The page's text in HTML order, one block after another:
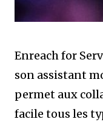
Enreach for
son assistant
permet aux
facile tous les